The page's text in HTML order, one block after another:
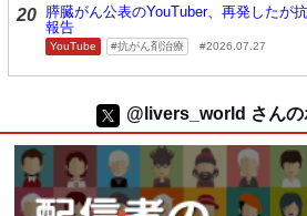
20 膵臓がん公表のYouTuber、再発したが
報告
YouTube 抗がん剤治療 2026.07.27
@livers_world さんの